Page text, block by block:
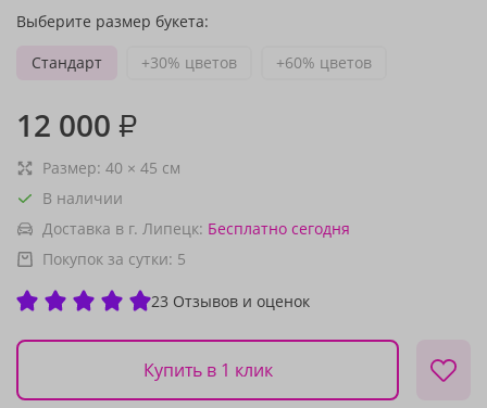
Выберите размер букета:
Стандарт
+30% цветов +60% цветов
12 000 ₽
Размер: 40 × 45 см
В наличии
Доставка в г. Липецк: Бесплатно сегодня
Покупок за сутки: 5
23 Отзывов и оценок
Купить в 1 клик